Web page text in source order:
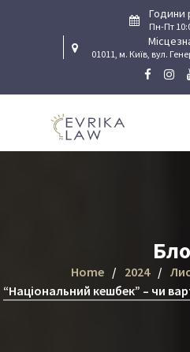
Години
Пн-Пт
01011, м. Київ, вул.
Home 2024
“Національний кешбек” – чи